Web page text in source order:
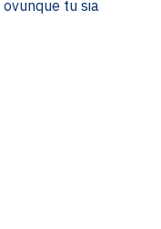
ovunque tu sia